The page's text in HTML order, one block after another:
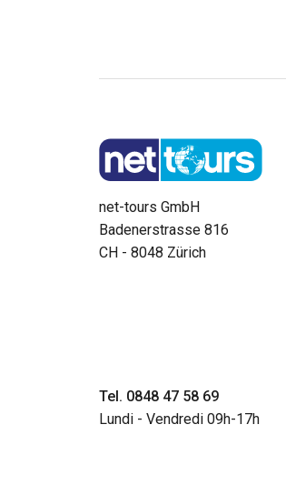
net-tours GmbH
Badenerstrasse 816
CH - 8048 Zürich
Tel. 0848 47 58 69
Lundi - Vendredi 09h-17h